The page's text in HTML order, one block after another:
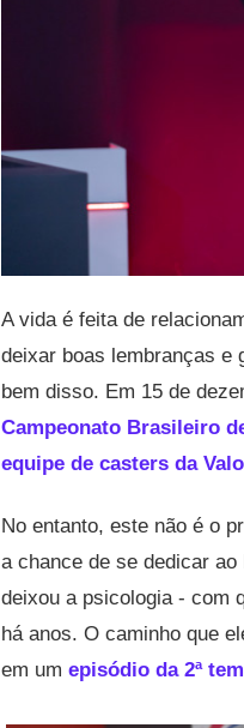
A vida é feita de
deixar boas lembranças e
bem disso. Em 15 de
Campeonato Brasileiro
equipe de casters da
No entanto, este não é o
a chance de se dedicar
deixou a psicologia - com
há anos. O caminho que
em um episódio da 2ª